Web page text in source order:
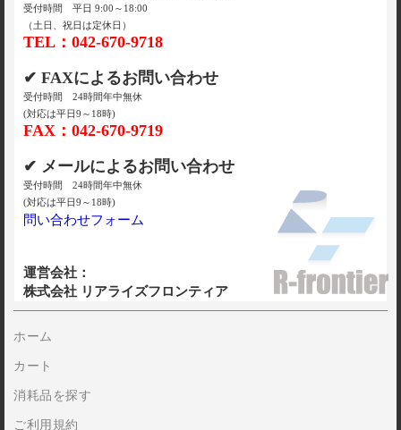
受付時間 平日 9:00～18:00
（土日、祝日は定休日）
TEL：042-670-9718
✔ FAXによるお問い合わせ
受付時間 24時間年中無休
(対応は平日9～18時)
FAX：042-670-9719
✔ メールによるお問い合わせ
受付時間 24時間年中無休
(対応は平日9～18時)
問い合わせフォーム
運営会社：
株式会社 リアライズフロンティア
ホーム
カート
消耗品を探す
ご利用規約